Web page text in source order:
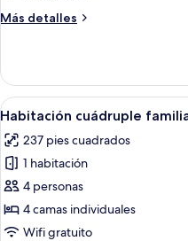
privado
Más detalles
Más
triple,
baño
privado
Abrir
todas
las
fotos
de
Habitación
cuádruple
6
Habitación cuádruple
237 pies cuadrados
1 habitación
4 personas
4 camas individuales
Wifi gratuito